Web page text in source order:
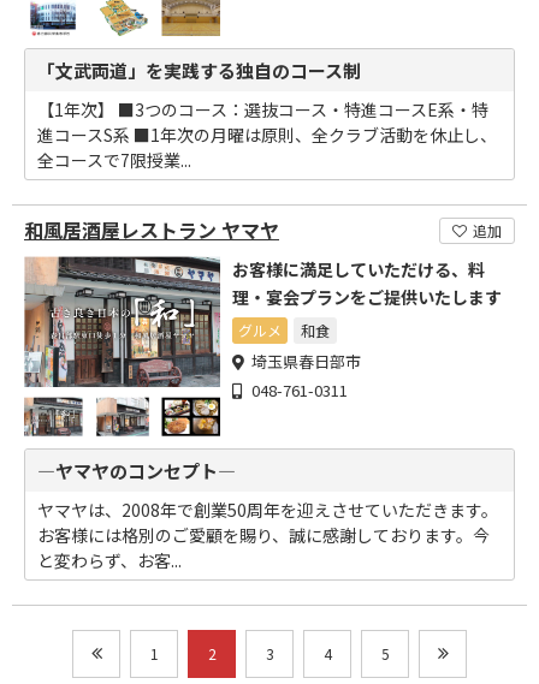
「文武両道」を実践する独自のコース制
【1年次】 ■3つのコース：選抜コース・特進コースE系・特
進コースS系 ■1年次の月曜は原則、全クラブ活動を休止し、
全コースで7限授業...
和風居酒屋レストラン ヤマヤ 追加
お客様に満足していただける、料
理・宴会プランをご提供いたします
グルメ 和食
埼玉県春日部市
048-761-0311
―ヤマヤのコンセプト―
ヤマヤは、2008年で創業50周年を迎えさせていただきます。
お客様には格別のご愛顧を賜り、誠に感謝しております。今
と変わらず、お客...
1 2 3 4 5